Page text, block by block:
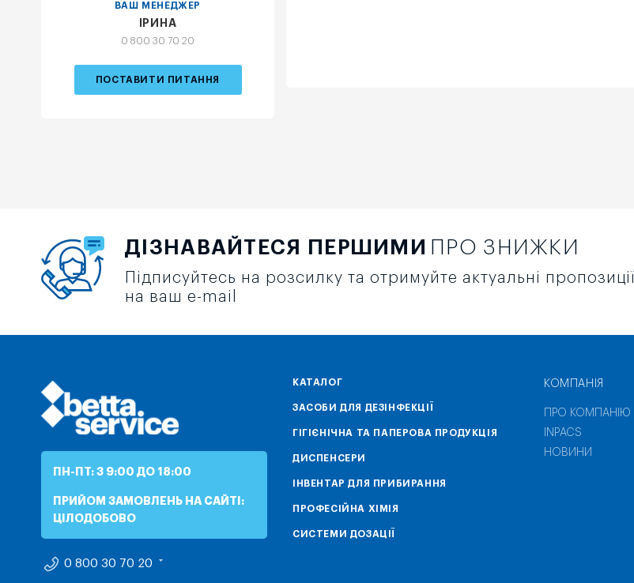
ВАШ МЕНЕДЖЕР
ІРИНА
0 800 30 70 20
ПОСТАВИТИ ПИТАННЯ
ДІЗНАВАЙТЕСЯ ПЕРШИМИ ПРО ЗНИЖКИ
Підписуйтесь на розсилку та отримуйте актуальні пропозиції
на ваш e-mail
ПН-ПТ: З 9:00 ДО 18:00
ПРИЙОМ ЗАМОВЛЕНЬ НА САЙТІ:
ЦІЛОДОБОВО
0 800 30 70 20
КАТАЛОГ
ЗАСОБИ ДЛЯ ДЕЗІНФЕКЦІЇ
ГІГІЄНІЧНА ТА ПАПЕРОВА ПРОДУКЦІЯ
ДИСПЕНСЕРИ
ІНВЕНТАР ДЛЯ ПРИБИРАННЯ
ПРОФЕСІЙНА ХІМІЯ
СИСТЕМИ ДОЗАЦІЇ
КОМПАНІЯ
ПРО КОМПАНІЮ
INPACS
НОВИНИ